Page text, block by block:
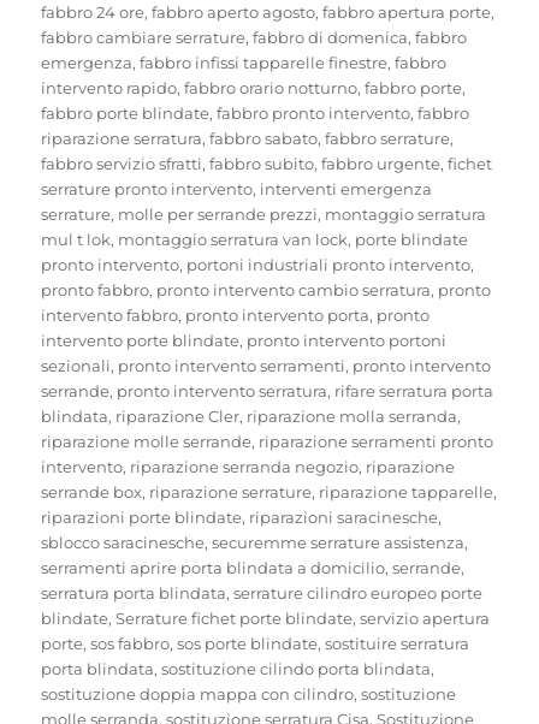
fabbro 24 ore,fabbro aperto agosto,fabbro apertura porte,
fabbro cambiare serrature,fabbro di domenica,fabbro
emergenza,fabbro infissi tapparelle finestre,fabbro
intervento rapido,fabbro orario notturno,fabbro porte,
fabbro porte blindate,fabbro pronto intervento,fabbro
riparazione serratura,fabbro sabato,fabbro serrature,
fabbro servizio sfratti,fabbro subito,fabbro urgente,fichet
serrature pronto intervento, interventi emergenza
serrature, molle per serrande prezzi, montaggio serratura
mul t lok, montaggio serratura van lock, porte blindate
pronto intervento, portoni industriali pronto intervento,
pronto fabbro, pronto intervento cambio serratura, pronto
intervento fabbro, pronto intervento porta, pronto
intervento porte blindate, pronto intervento portoni
sezionali, pronto intervento serramenti, pronto intervento
serrande, pronto intervento serratura, rifare serratura porta
blindata, riparazione Cler, riparazione molla serranda,
riparazione molle serrande, riparazione serramenti pronto
intervento, riparazione serranda negozio, riparazione
serrande box, riparazione serrature, riparazione tapparelle,
riparazioni porte blindate, riparazioni saracinesche,
sblocco saracinesche,securemme serrature assistenza,
serramenti aprire porta blindata a domicilio,serrande,
serratura porta blindata,serrature cilindro europeo porte
blindate,Serrature fichet porte blindate,servizio apertura
porte,sos fabbro,sos porte blindate,sostituire serratura
porta blindata,sostituzione cilindo porta blindata,
sostituzione doppia mappa con cilindro,sostituzione
molle serranda,sostituzione serratura Cisa,Sostituzione